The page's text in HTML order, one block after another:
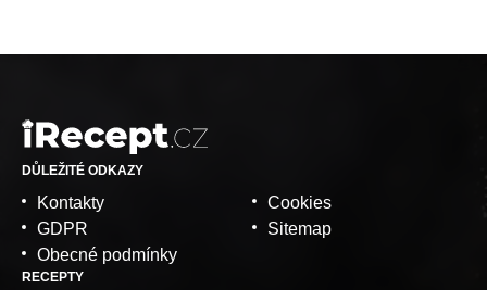
DŮLEŽITÉ ODKAZY
Kontakty
GDPR
Obecné podmínky
Cookies
Sitemap
RECEPTY